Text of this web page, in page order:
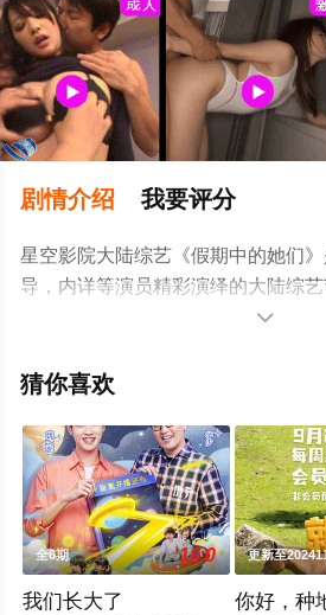
剧情介绍 我要评分
星空影院大陆综艺《假期中的她们
导，内详等演员精彩演绎的大陆综
高清未删减完整版综艺节目就上星

猜你喜欢
全6期 10.0
我们长大了
更新至
你好，种